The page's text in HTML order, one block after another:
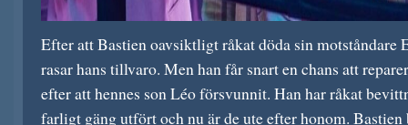
Efter att Bastien oavsiktligt råkat döda sin motståndare
rasar hans tillvaro. Men han får snart en chans att
efter att hennes son Léo försvunnit. Han har råkat
farligt gäng utfört och nu är de ute efter honom.